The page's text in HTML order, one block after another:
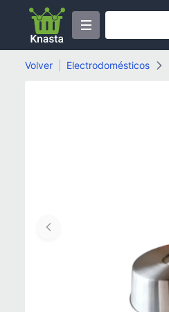
Volver Electrodomésticos